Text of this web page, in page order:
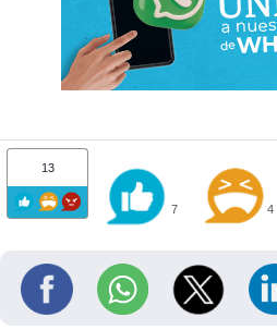
13
7 4